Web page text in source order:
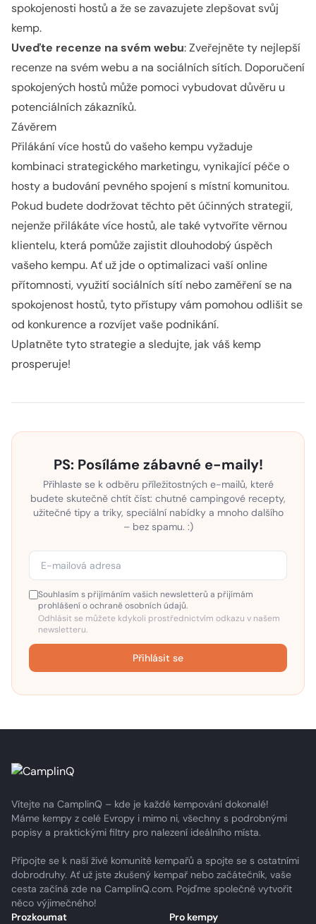
spokojenosti hostů a že se zavazujete zlepšovat svůj
kemp.
Uveďte recenze na svém webu: Zveřejněte ty nejlepší
recenze na svém webu a na sociálních sítích. Doporučení
spokojených hostů může pomoci vybudovat důvěru u
potenciálních zákazníků.
Závěrem
Přilákání více hostů do vašeho kempu vyžaduje
kombinaci strategického marketingu, vynikající péče o
hosty a budování pevného spojení s místní komunitou.
Pokud budete dodržovat těchto pět účinných strategií,
nejenže přilákáte více hostů, ale také vytvoříte věrnou
klientelu, která pomůže zajistit dlouhodobý úspěch
vašeho kempu. Ať už jde o optimalizaci vaší online
přítomnosti, využití sociálních sítí nebo zaměření se na
spokojenost hostů, tyto přístupy vám pomohou odlišit se
od konkurence a rozvíjet vaše podnikání.
Uplatněte tyto strategie a sledujte, jak váš kemp
prosperuje!
PS: Posíláme zábavné e-maily!
Přihlaste se k odběru příležitostných e-mailů, které
budete skutečně chtít číst: chutné campingové recepty,
užitečné tipy a triky, speciální nabídky a mnoho dalšího
– bez spamu. :)
Souhlasím s přijímáním vašich newsletterů a přijímám
prohlášení o ochraně osobních údajů.
Odhlásit se můžete kdykoli prostřednictvím odkazu v našem
newsletteru.
Přihlásit se
Vítejte na CamplinQ – kde je každé kempování dokonalé!
Máme kempy z celé Evropy i mimo ni, všechny s podrobnými
popisy a praktickými filtry pro nalezení ideálního místa.
Připojte se k naší živé komunitě kempařů a spojte se s ostatními
dobrodruhy. Ať už jste zkušený kempař nebo začátečník, vaše
cesta začíná zde na CamplinQ.com. Pojďme společně vytvořit
něco výjimečného!
Prozkoumat
Pro kempy